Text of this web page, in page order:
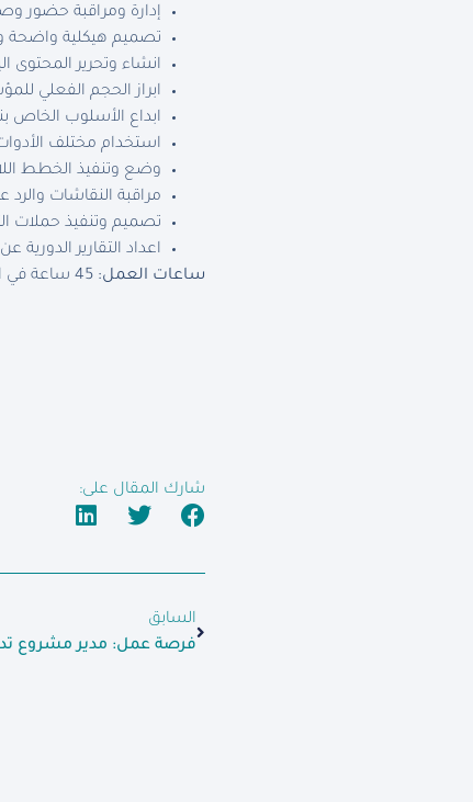
إدارة ومراقبة حضور
تصميم هيكلية واضحة
انشاء وتحرير
ابراز الحجم الفعلي
ابداع الأسلوب الخاص
استخدام مختلف
وضع وتنفيذ الخطط
مراقبة النقاشات
تصميم وتنفيذ حملات
اعداد التقارير
ساعات العمل:
شارك المقال على:
السابق
فرصة عمل: مدير مشروع